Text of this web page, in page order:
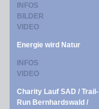
INFOS
BILDER
VIDEO
Energie wird Natur
INFOS
VIDEO
Charity Lauf SAD / Trail-
Run Bernhardswald /